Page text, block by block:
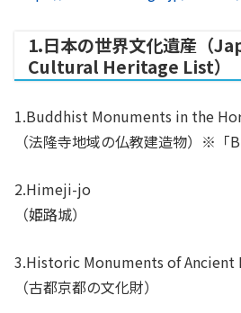
1.日本の世界文化遺産（
Cultural Heritage List）
1.Buddhist Monuments in the
（法隆寺地域の仏教建造物） ※「
2.Himeji-jo
（姫路城）
3.Historic Monuments of Ancient
（古都京都の文化財）